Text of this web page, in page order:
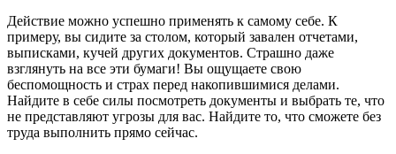
Действие можно успешно применять к самому себе. К
примеру, вы сидите за столом, который завален отчетами,
выписками, кучей других документов. Страшно даже
взглянуть на все эти бумаги! Вы ощущаете свою
беспомощность и страх перед накопившимися делами.
Найдите в себе силы посмотреть документы и выбрать те, что
не представляют угрозы для вас. Найдите то, что сможете без
труда выполнить прямо сейчас.